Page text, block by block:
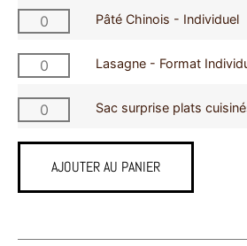
Pâté Chinois - Individuel
Lasagne - Format
Sac surprise plats
AJOUTER AU PANIER